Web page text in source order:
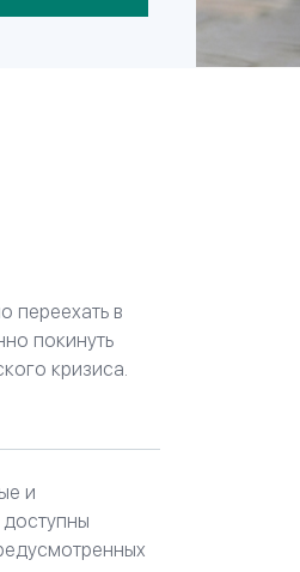
переехать в
покинуть
кризиса.
и